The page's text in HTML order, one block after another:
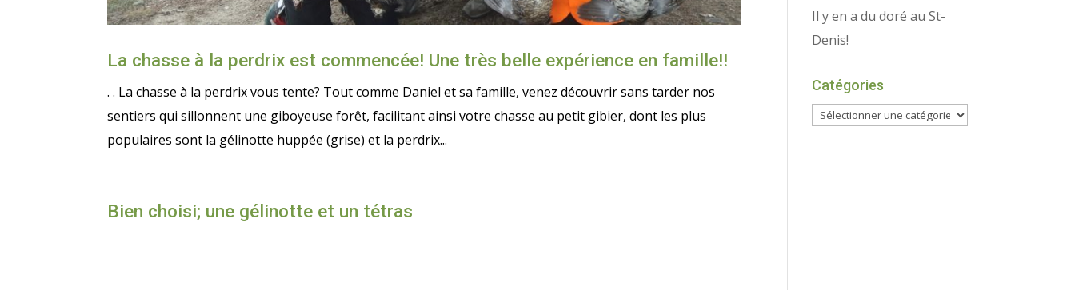
La chasse à la perdrix est commencée! Une très belle expérience en famille!!
. . La chasse à la perdrix vous tente? Tout comme Daniel et sa famille, venez découvrir sans tarder nos
sentiers qui sillonnent une giboyeuse forêt, facilitant ainsi votre chasse au petit gibier, dont les plus
populaires sont la gélinotte huppée (grise) et la perdrix...
Bien choisi; une gélinotte et un tétras
Il y en a du doré au St-
Denis!
Catégories